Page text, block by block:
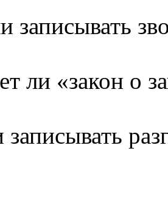
записывать
ли «закон о